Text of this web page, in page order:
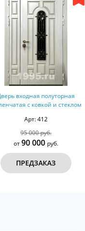
Дверь с МДФ шпон,
стеклом
96 000 руб.
от80 000